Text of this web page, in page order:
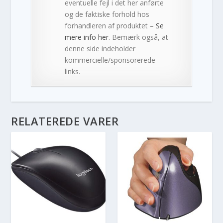
eventuelle fejl i det her anførte
og de faktiske forhold hos
forhandleren af produktet –Se
mere info her. Bemærk også, at
denne side indeholder
kommercielle/sponsorerede
links.
RELATEREDE VARER